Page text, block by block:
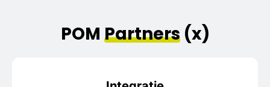
POM Partners(x)